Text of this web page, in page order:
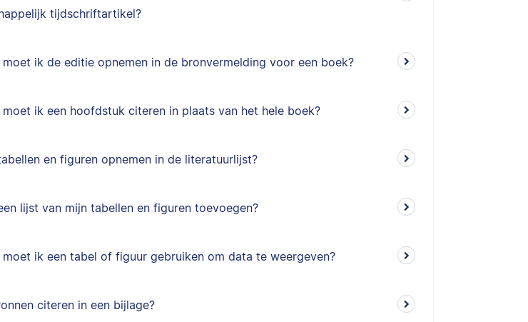
tijdschriftartikel?
moet ik de editie opnemen in de bronvermelding voor een boek?
moet ik een hoofdstuk citeren in plaats van het hele boek?
en figuren opnemen in de literatuurlijst?
lijst van mijn tabellen en figuren toevoegen?
moet ik een tabel of figuur gebruiken om data te weergeven?
citeren in een bijlage?